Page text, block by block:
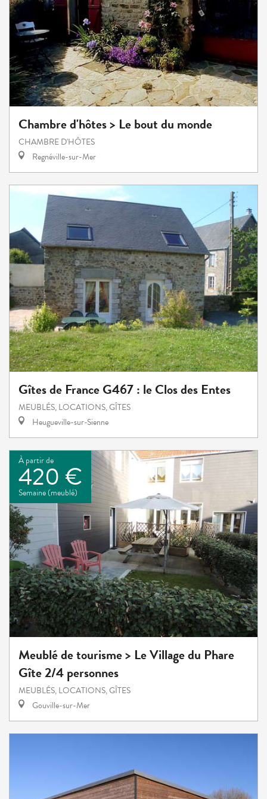
Chambre d'hôtes > Le bout du monde
CHAMBRE D'HÔTES
Regnéville-sur-Mer
Gîtes de France G467 : le Clos des Entes
MEUBLÉS, LOCATIONS, GÎTES
Heugueville-sur-Sienne
À partir de
420 €
Semaine (meublé)
Meublé de tourisme > Le Village du Phare
Gîte 2/4 personnes
MEUBLÉS, LOCATIONS, GÎTES
Gouville-sur-Mer